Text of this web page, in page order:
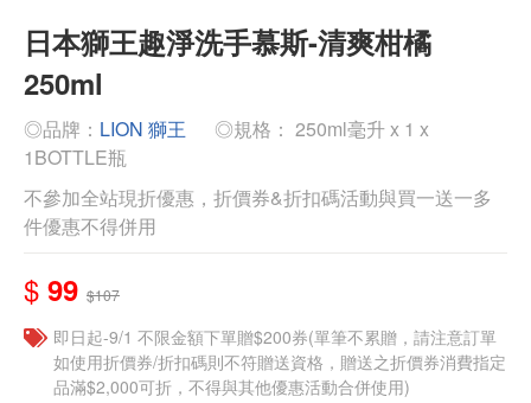
日本獅王趣淨洗手慕斯-清爽柑橘
250ml
◎品牌： LION 獅王
◎規格： 250ml毫升 x 1 x
1BOTTLE瓶
不參加全站現折優惠，折價券&折扣碼活動與買一送一多
件優惠不得併用
$ 99 $107
即日起-9/1 不限金額下單贈$200券(單筆不累贈，請注意訂單
如使用折價券/折扣碼則不符贈送資格，贈送之折價券消費指定
品滿$2,000可折，不得與其他優惠活動合併使用)